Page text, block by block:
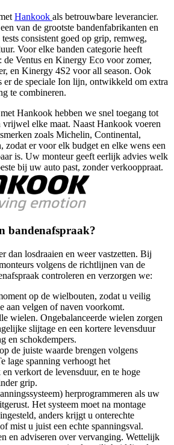
Hankook als betrouwbare leverancier.
van de grootste bandenfabrikanten en
consistent goed op grip, remweg,
Voor elke banden categorie heeft
Ventus en Kinergy Eco voor zomer,
en Kinergy 4S2 voor all season. Ook
er de speciale Ion lijn, ontwikkeld om extra
te combineren.
Hankook hebben we snel toegang tot
vrijwel elke maat. Naast Hankook voeren
zoals Michelin, Continental,
zodat er voor elk budget en elke wens een
is. Uw monteur geeft eerlijk advies welk
bij uw auto past, zonder verkooppraat.
bandenafspraak?
dan losdraaien en weer vastzetten. Bij
volgens de richtlijnen van de
controleren en verzorgen we:
op de wielbouten, zodat u veilig
aan velgen of naven voorkomt.
wielen. Ongebalanceerde wielen zorgen
slijtage en een kortere levensduur
en schokdempers.
de juiste waarde brengen volgens
lage spanning verhoogt het
verkort de levensduur, en te hoge
grip.
herprogrammeren als uw
Het systeem moet na montage
anders krijgt u onterechte
mist u juist een echte spanningsval.
en adviseren over vervanging. Wettelijk